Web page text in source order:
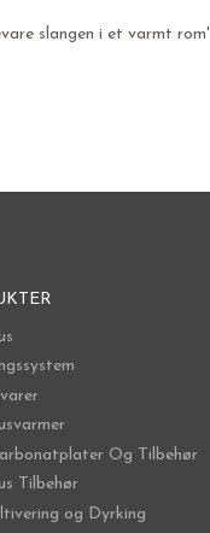
slangen i et varmt rom'
Og Tilbehør
Tilbehør
og Dyrking